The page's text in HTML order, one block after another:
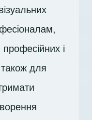
і
для